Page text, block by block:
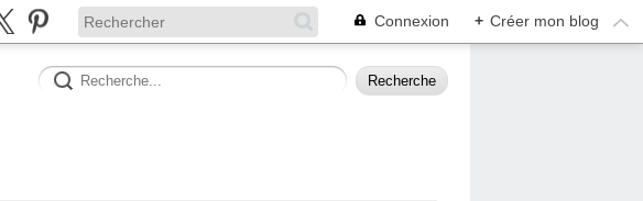
Connexion + Créer mon blog